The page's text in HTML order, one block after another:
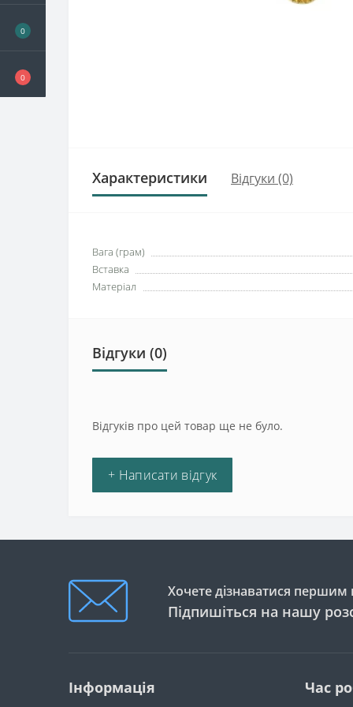
0
0
Характеристики Відгуки (0)
Вага (грам)
Вставка
Матеріал
Відгуки (0)
Відгуків про цей товар ще не було.
+ Написати відгук
Хочете дізнаватися першим
Підпишіться на нашу
Інформація Час